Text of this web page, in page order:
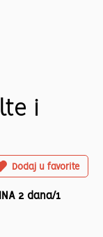
i
Dodaj u favorite
2 dana/1